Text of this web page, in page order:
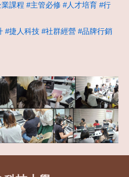
業課程 #主管必修 #人才培育 #行
#捷人科技 #社群經營 #品牌行銷